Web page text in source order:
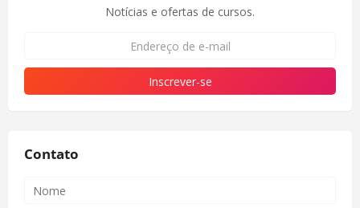
Notícias e ofertas de cursos.
Contato